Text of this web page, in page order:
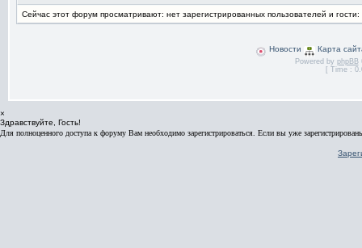
Сейчас этот форум просматривают: нет зарегистрированных пользователей и гости:
Новости Карта
Powered by phpBB
[ Time :
×
Здравствуйте, Гость!
Для полноценного доступа к форуму Вам необходимо зарегистрироваться. Если вы уже